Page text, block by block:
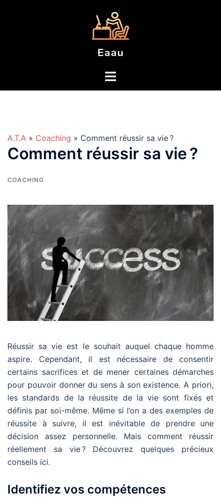
A.T.A » Coaching » Comment réussir sa vie ?
Comment réussir sa vie ?
COACHING
Réussir sa vie est le souhait auquel chaque homme
aspire. Cependant, il est nécessaire de consentir
certains sacrifices et de mener certaines démarches
pour pouvoir donner du sens à son existence. A priori,
les standards de la réussite de la vie sont fixés et
définis par soi-même. Même si l’on a des exemples de
réussite à suivre, il est inévitable de prendre une
décision assez personnelle. Mais comment réussir
réellement sa vie ? Découvrez quelques précieux
conseils ici.
Identifiez vos compétences